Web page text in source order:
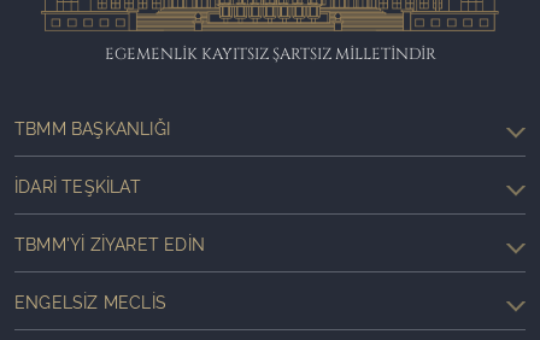
EGEMENLİK KAYITSIZ ŞARTSIZ MİLLETİNDİR
TBMM BAŞKANLIĞI
İDARI TEŞKILAT
TBMM'YI ZIYARET EDIN
ENGELSIZ MECLIS